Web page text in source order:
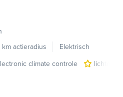
km actieradius
Elektrisch
climate controle